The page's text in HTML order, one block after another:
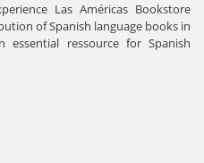
Las Américas Bookstore
of Spanish language books in
essential ressource for Spanish